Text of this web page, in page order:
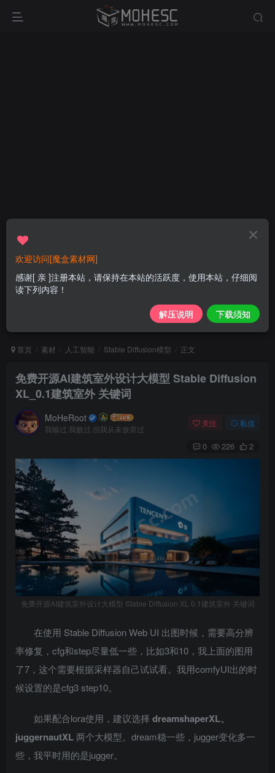
首页 素材 人工智能 Stable Diffusion模型 正文
免费开源AI建筑室外设计大模型 Stable Diffusion
XL_0.1建筑室外 关键词
MoHeRoot
我输过,我败过,但我从未放弃过
关注 私信
0 226 2
免费开源AI建筑室外设计大模型 Stable Diffusion XL 0.1建筑室外 关键词
在使用 Stable Diffusion Web UI 出图时候，需要高分辨
率修复，cfg和step尽量低一些，比如3和10，我上面的图用
了7，这个需要根据采样器自己试试看。我用comfyUI出的时
候设置的是cfg3 step10。
如果配合lora使用，建议选择 dreamshaperXL、
juggernautXL两个大模型。dream稳一些，jugger变化多一
些，我平时用的是jugger。
欢迎访问[魔盒素材网]
感谢[ 亲 ]注册本站，请保持在本站的活跃度，使用本站，仔细阅
读下列内容！
解压说明 下载须知